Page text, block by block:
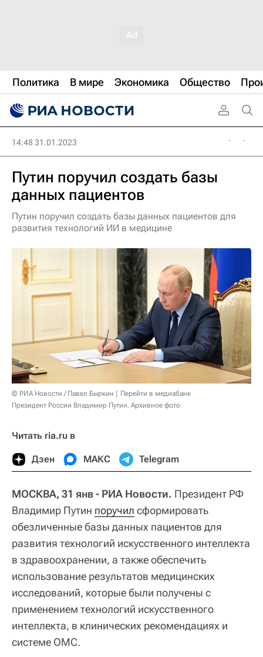
Политика В мире Экономика Общество
14:48 31.01.2023
Путин поручил создать базы
данных пациентов
Путин поручил создать базы данных пациентов для
развития технологий ИИ в медицине
© РИА Новости / Павел Быркин
Перейти в медиабанк
Президент России Владимир Путин. Архивное фото
Читать ria.ru в
Дзен МАКС Telegram
МОСКВА, 31 янв - РИА Новости. Президент РФ
Владимир Путин поручил сформировать
обезличенные базы данных пациентов для
развития технологий искусственного интеллекта
в здравоохранении, а также обеспечить
использование результатов медицинских
исследований, которые были получены с
применением технологий искусственного
интеллекта, в клинических рекомендациях и
системе ОМС.